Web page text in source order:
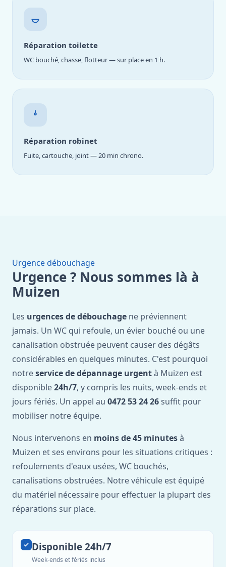
Réparation toilette
WC bouché, chasse, flotteur — sur place en 1 h.
Réparation robinet
Fuite, cartouche, joint — 20 min chrono.
Urgence débouchage
Urgence ? Nous sommes là à
Muizen
Les urgences de débouchage ne préviennent
jamais. Un WC qui refoule, un évier bouché ou une
canalisation obstruée peuvent causer des dégâts
considérables en quelques minutes. C'est pourquoi
notreservice de dépannage urgentà Muizen est
disponible24h/7, y compris les nuits, week-ends et
jours fériés. Un appel au 0472 53 24 26 suffit pour
mobiliser notre équipe.
Nous intervenons en moins de 45 minutesà
Muizen et ses environs pour les situations critiques :
refoulements d'eaux usées, WC bouchés,
canalisations obstruées. Notre véhicule est équipé
du matériel nécessaire pour effectuer la plupart des
réparations sur place.
Disponible 24h/7
Week-ends et fériés inclus